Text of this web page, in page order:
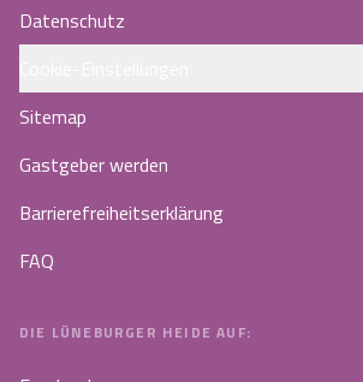
Datenschutz
Sitemap
Gastgeber werden
Barrierefreiheitserklärung
FAQ
DIE LÜNEBURGER HEIDE AUF: